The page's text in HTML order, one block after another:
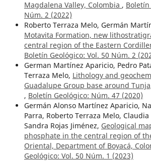
Magdalena Valley, Colombia , Boletín
Núm. 2 (2022)
Roberto Terraza Melo, Germán
Motavita Formation, new
central region of the Eastern
Boletín Geológico: Vol. 50 Núm. 2
German Martínez Aparicio, Pedro
Terraza Melo, Lithology and
Guadalupe Group base around
, Boletín Geológico: Núm. 47 (2020)
Germán Alonso Martínez Aparicio,
Parra, Roberto Terraza Melo,
Sandra Rojas Jiménez, Geological
phosphate in the central region of
Oriental, Department of Boyacá,
Geológico: Vol. 50 Núm. 1 (2023)